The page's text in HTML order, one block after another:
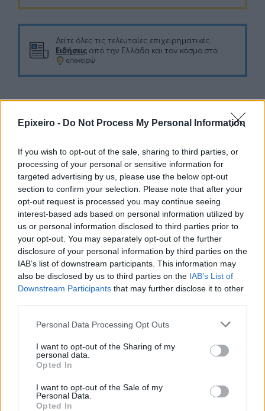
Epixeiro - Do Not Process My Personal Information
If you wish to opt-out of the sale, sharing to third parties, or
processing of your personal or sensitive information for
targeted advertising by us, please use the below opt-out
section to confirm your selection. Please note that after your
opt-out request is processed you may continue seeing
interest-based ads based on personal information utilized by
us or personal information disclosed to third parties prior to
your opt-out. You may separately opt-out of the further
disclosure of your personal information by third parties on the
IAB’s list of downstream participants. This information may
also be disclosed by us to third parties on the IAB’s List of
Downstream Participants that may further disclose it to other
Personal Data Processing Opt Outs
I want to opt-out of the Sharing of my
personal data.
Opted In
I want to opt-out of the Sale of my
Personal Data.
Opted In
Δείτε όλες τις τελευταίες επιχειρηματικές
Ειδήσεις από την Ελλάδα και τον κόσμο στο
Σχολιάστε
... σχόλια| Κάνε click για να σχολιάσεις